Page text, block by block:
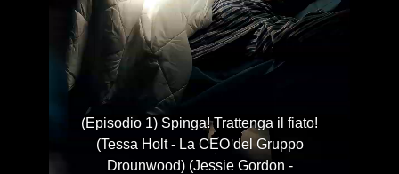
(Episodio 1) Spinga! Trattenga il fiato!
(Tessa Holt - La CEO del Gruppo
Drounwood) (Jessie Gordon -